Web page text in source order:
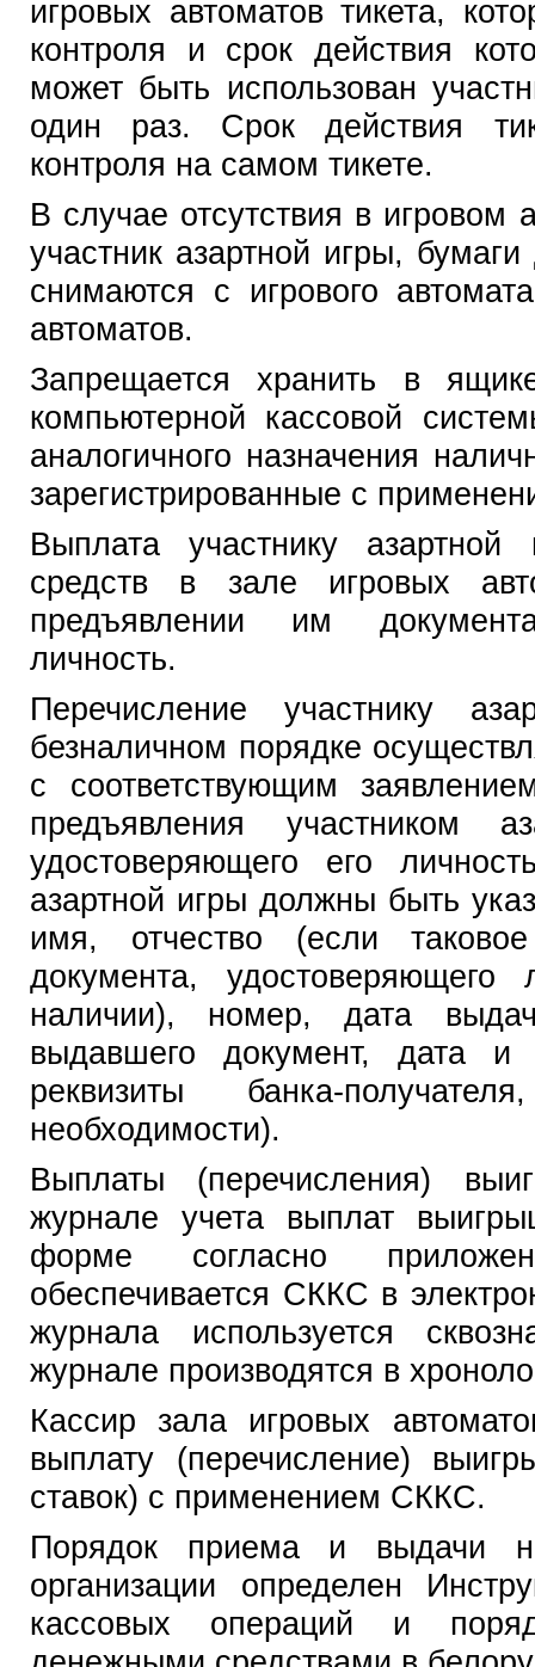
игровых автоматов тикета,
контроля и срок действия
может быть использован
один раз. Срок действия
контроля на самом тикете.
В случае отсутствия в игровом
участник азартной игры,
снимаются с игрового
автоматов.
Запрещается хранить в
компьютерной кассовой
аналогичного назначения
зарегистрированные с
Выплата участнику
средств в зале игровых
предъявлении им
личность.
Перечисление участнику
безналичном порядке
с соответствующим
предъявления участником
удостоверяющего его
азартной игры должны быть
имя, отчество (если
документа,
наличии), номер, дата
выдавшего документ, дата и
реквизиты банка-
необходимости).
Выплаты (перечисления)
журнале учета выплат
форме согласно
обеспечивается СККС в
журнала используется
журнале производятся в
Кассир зала игровых
выплату (перечисление)
ставок) с применением СККС.
Порядок приема и выдачи
организации определен
кассовых операций и